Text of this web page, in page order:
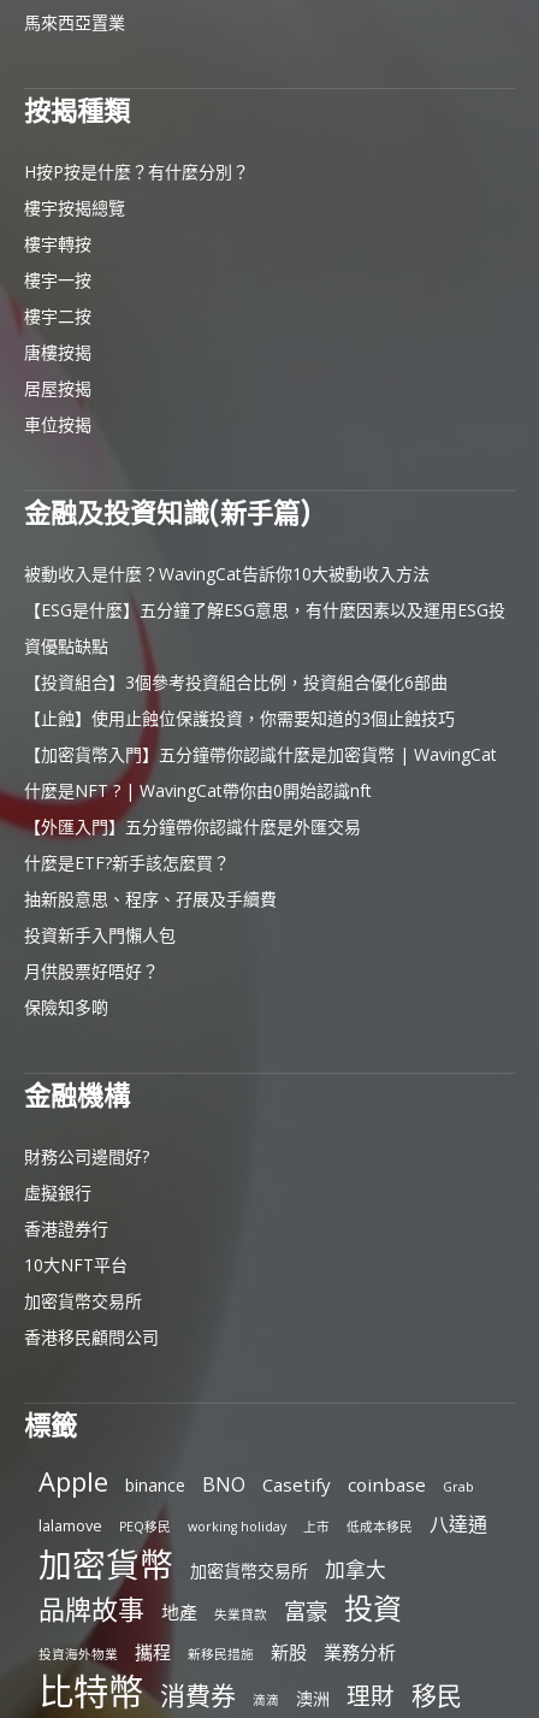
馬來西亞置業
按揭種類
H按P按是什麼？有什麼分別？
樓宇按揭總覽
樓宇轉按
樓宇一按
樓宇二按
唐樓按揭
居屋按揭
車位按揭
金融及投資知識(新手篇)
被動收入是什麼？WavingCat告訴你10大被動收入方法
【ESG是什麼】五分鐘了解ESG意思，有什麼因素以及運用ESG投
資優點缺點
【投資組合】3個參考投資組合比例，投資組合優化6部曲
【止蝕】使用止蝕位保護投資，你需要知道的3個止蝕技巧
【加密貨幣入門】五分鐘帶你認識什麼是加密貨幣 | WavingCat
什麼是NFT ? | WavingCat帶你由0開始認識nft
【外匯入門】五分鐘帶你認識什麼是外匯交易
什麼是ETF?新手該怎麼買？
抽新股意思、程序、孖展及手續費
投資新手入門懶人包
月供股票好唔好？
保險知多啲
金融機構
財務公司邊間好?
虛擬銀行
香港證券行
10大NFT平台
加密貨幣交易所
香港移民顧問公司
標籤
Apple binance BNO Casetify coinbase Grab
lalamove PEQ移民 working holiday 上市 低成本移民 八達通
加密貨幣 加密貨幣交易所 加拿大
品牌故事 地產 失業貸款 富豪 投資
投資海外物業 攜程 新移民措施 新股 業務分析
比特幣 消費券 滴滴 澳洲 理財 移民